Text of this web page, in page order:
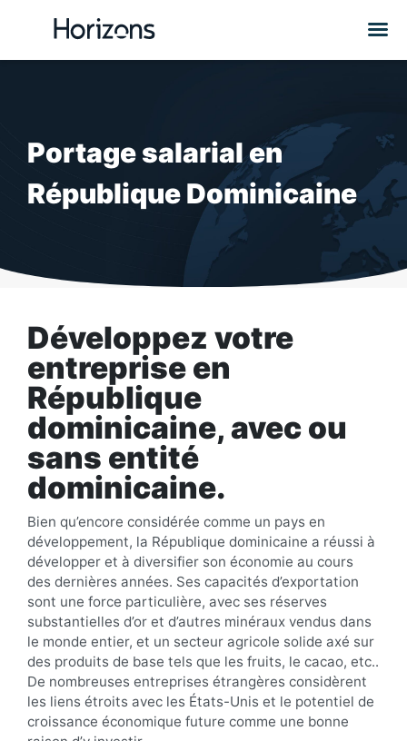
Portage salarial en
République Dominicaine
Développez votre
entreprise en
République
dominicaine, avec ou
sans entité
dominicaine.
Bien qu’encore considérée comme un pays en
développement, la République dominicaine a réussi à
développer et à diversifier son économie au cours
des dernières années. Ses capacités d’exportation
sont une force particulière, avec ses réserves
substantielles d’or et d’autres minéraux vendus dans
le monde entier, et un secteur agricole solide axé sur
des produits de base tels que les fruits, le cacao, etc..
De nombreuses entreprises étrangères considèrent
les liens étroits avec les États-Unis et le potentiel de
croissance économique future comme une bonne